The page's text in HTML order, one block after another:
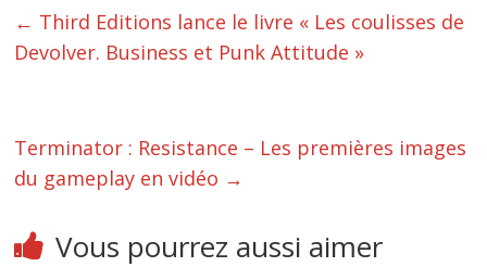
← Third Editions lance le livre « Les coulisses de
Devolver. Business et Punk Attitude »
Terminator : Resistance – Les premières images
du gameplay en vidéo →
Vous pourrez aussi aimer